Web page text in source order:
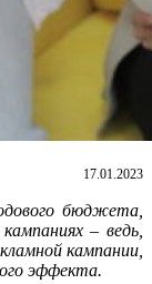
17.01.2023
бюджета,
– ведь,
кампании,
эффекта.